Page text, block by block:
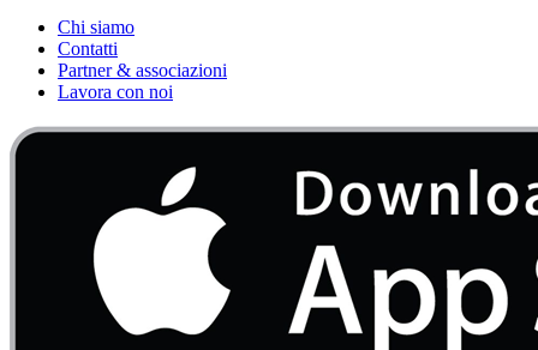
Chi siamo
Contatti
Partner & associazioni
Lavora con noi